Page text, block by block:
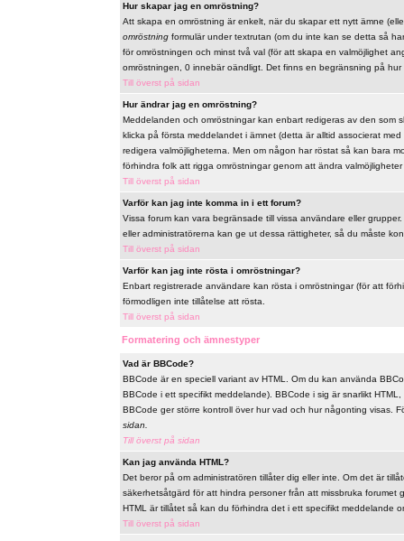
Hur skapar jag en omröstning?
Att skapa en omröstning är enkelt, när du skapar ett nytt ämne
omröstningformulär under textrutan (om du inte kan se detta så
för omröstningen och minst två val (för att skapa en valmöjlighet
omröstningen, 0 innebär oändligt. Det finns en begränsning på
Till överst på sidan
Hur ändrar jag en omröstning?
Meddelanden och omröstningar kan enbart redigeras av den som
klicka på första meddelandet i ämnet (detta är alltid associerat
redigera valmöjligheterna. Men om någon har röstat så kan bara
förhindra folk att rigga omröstningar genom att ändra
Till överst på sidan
Varför kan jag inte komma in i ett forum?
Vissa forum kan vara begränsade till vissa användare eller
eller administratörerna kan ge ut dessa rättigheter, så du måste
Till överst på sidan
Varför kan jag inte rösta i omröstningar?
Enbart registrerade användare kan rösta i omröstningar (för att
förmodligen inte tillåtelse att rösta.
Till överst på sidan
Formatering och ämnestyper
Vad är BBCode?
BBCode är en speciell variant av HTML. Om du kan använda
BBCode i ett specifikt meddelande). BBCode i sig är snarlikt
BBCode ger större kontroll över hur vad och hur någonting visas.
sidan.
Till överst på sidan
Kan jag använda HTML?
Det beror på om administratören tillåter dig eller inte. Om det är
säkerhetsåtgärd för att hindra personer från att missbruka
HTML är tillåtet så kan du förhindra det i ett specifikt meddelande
Till överst på sidan